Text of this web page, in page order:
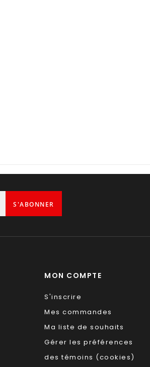
S'ABONNER
MON COMPTE
S'inscrire
Mes commandes
Ma liste de souhaits
Gérer les préférences
des témoins (cookies)